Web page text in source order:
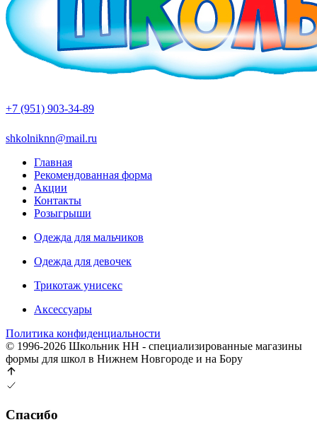
+7 (951) 903-34-89
shkolniknn@mail.ru
Главная
Рекомендованная форма
Акции
Контакты
Розыгрыши
Одежда для мальчиков
Одежда для девочек
Трикотаж унисекс
Аксессуары
Политика конфиденциальности
© 1996-2026 Школьник НН - специализированные магазины
формы для школ в Нижнем Новгороде и на Бору
Спасибо